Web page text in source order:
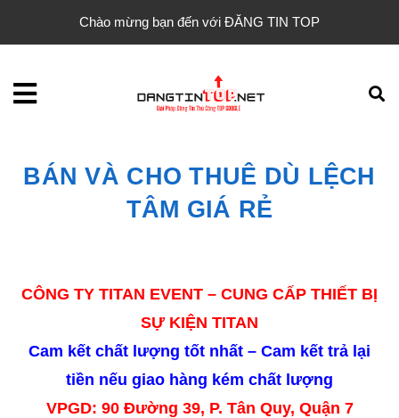
Chào mừng bạn đến với ĐĂNG TIN TOP
BÁN VÀ CHO THUÊ DÙ LỆCH
TÂM GIÁ RẺ
CÔNG TY TITAN EVENT – CUNG CẤP THIẾT BỊ
SỰ KIỆN TITAN
Cam kết chất lượng tốt nhất – Cam kết trả lại
tiền nếu giao hàng kém chất lượng
VPGD: 90 Đường 39, P. Tân Quy, Quận 7